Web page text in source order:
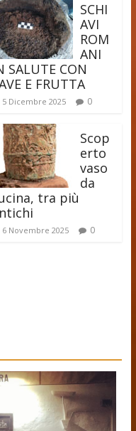
SCHI
AVI
ROM
ANI
SALUTE CON
E FRUTTA
5 Dicembre 2025 0
Scop
erto
vaso
da
tra più
6 Novembre 2025 0